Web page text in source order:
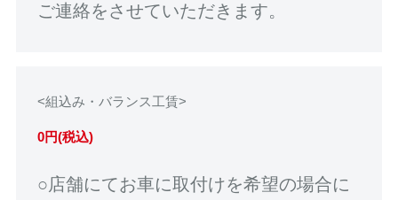
ご連絡をさせていただきます。
<組込み・バランス工賃>
0円(税込)
○店舗にてお車に取付けを希望の場合に